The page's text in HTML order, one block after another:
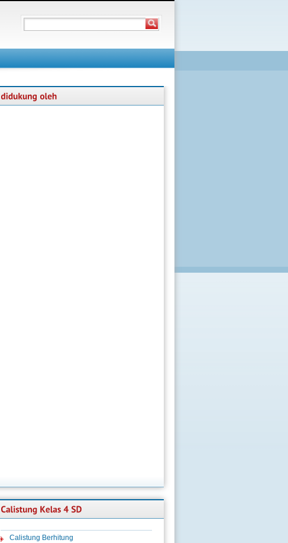
Calistung Berhitung